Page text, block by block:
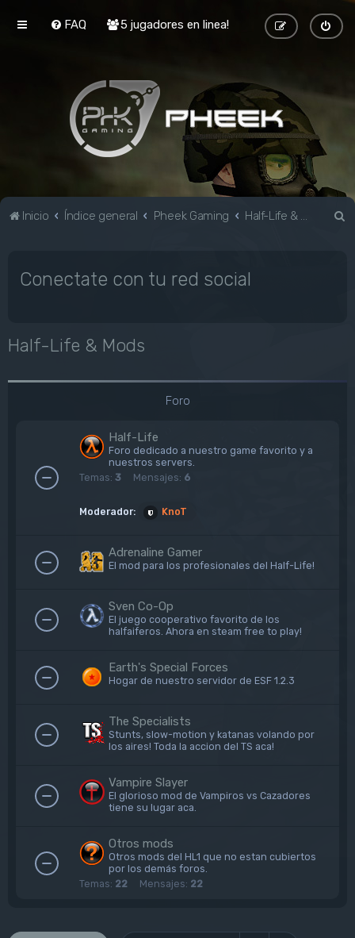
FAQ 5 jugadores en linea!
Inicio Índice general Pheek Gaming Half-Life & Mods
Conectate con tu red social
Half-Life & Mods
Foro
Half-Life
Foro dedicado a nuestro game favorito y a
nuestros servers.
Temas: 3 Mensajes: 6
Moderador: KnoT
Adrenaline Gamer
El mod para los profesionales del Half-Life!
Sven Co-Op
El juego cooperativo favorito de los
halfaiferos. Ahora en steam free to play!
Earth's Special Forces
Hogar de nuestro servidor de ESF 1.2.3
The Specialists
Stunts, slow-motion y katanas volando por
los aires! Toda la accion del TS aca!
Vampire Slayer
El glorioso mod de Vampiros vs Cazadores
tiene su lugar aca.
Otros mods
Otros mods del HL1 que no estan cubiertos
por los demás foros.
Temas: 22 Mensajes: 22